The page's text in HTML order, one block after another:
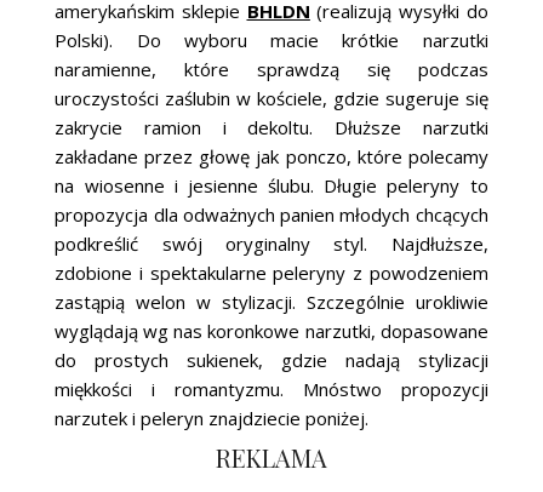
amerykańskim sklepie BHLDN (realizują wysyłki do
Polski). Do wyboru macie krótkie narzutki
naramienne, które sprawdzą się podczas
uroczystości zaślubin w kościele, gdzie sugeruje się
zakrycie ramion i dekoltu. Dłuższe narzutki
zakładane przez głowę jak ponczo, które polecamy
na wiosenne i jesienne ślubu. Długie peleryny to
propozycja dla odważnych panien młodych chcących
podkreślić swój oryginalny styl. Najdłuższe,
zdobione i spektakularne peleryny z powodzeniem
zastąpią welon w stylizacji. Szczególnie urokliwie
wyglądają wg nas koronkowe narzutki, dopasowane
do prostych sukienek, gdzie nadają stylizacji
miękkości i romantyzmu. Mnóstwo propozycji
narzutek i peleryn znajdziecie poniżej.
REKLAMA